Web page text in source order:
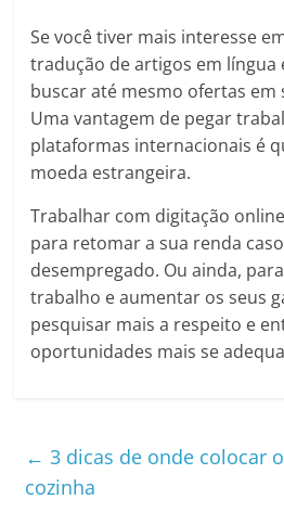
Se você tiver mais interesse
tradução de artigos em língua
buscar até mesmo ofertas em
Uma vantagem de pegar
plataformas internacionais é
moeda estrangeira.
Trabalhar com digitação
para retomar a sua renda
desempregado. Ou ainda,
trabalho e aumentar os seus
pesquisar mais a respeito e
oportunidades mais se
← 3 dicas de onde colocar
cozinha